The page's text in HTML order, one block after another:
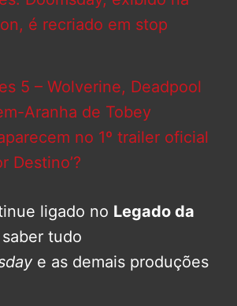
é recriado em stop
5 – Wolverine, Deadpool
Aranha de Tobey
no 1º trailer oficial
Destino’?
ligado no Legado da
tudo
e as demais produções